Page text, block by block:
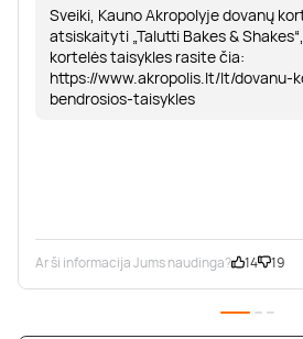
Sveiki, Kauno Akropolyje dovanų
atsiskaityti „Talutti Bakes &
kortelės taisykles rasite čia:
https://www.akropolis.lt/lt/dovanu-
bendrosios-taisykles
Ar ši informacija Jums naudinga? 14 19